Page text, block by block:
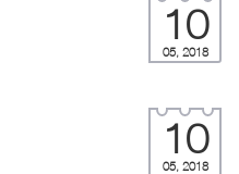
10
05, 2018
10
05, 2018